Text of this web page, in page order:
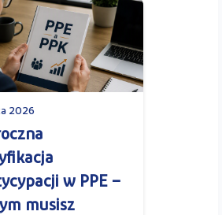
2026
w PPE –
musisz